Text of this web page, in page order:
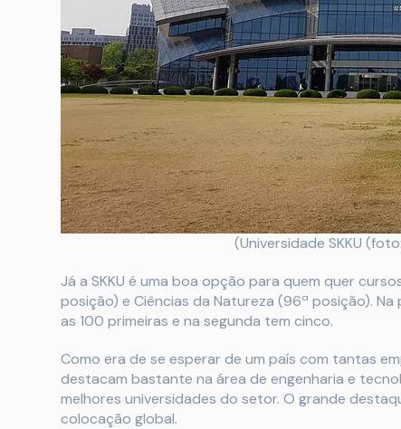
(Universidade SKKU
Já a SKKU é uma boa opção para quem quer
posição) e Ciências da Natureza (96ª posição).
as 100 primeiras e na segunda tem cinco.
Como era de se esperar de um país com tantas
destacam bastante na área de engenharia e
melhores universidades do setor. O grande
colocação global.